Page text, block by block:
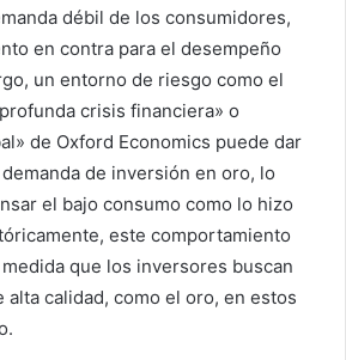
débil de los consumidores,
en contra para el desempeño
un entorno de riesgo como el
crisis financiera» o
de Oxford Economics puede dar
de inversión en oro, lo
el bajo consumo como lo hizo
este comportamiento
que los inversores buscan
calidad, como el oro, en estos